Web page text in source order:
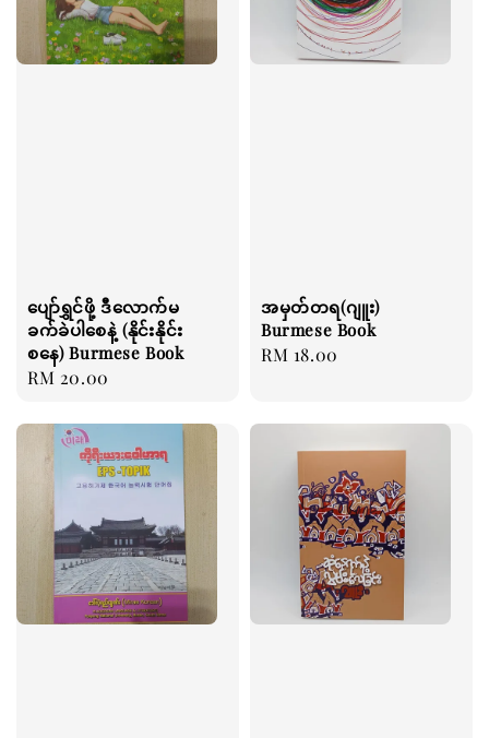
ပျော်ရွှင်ဖို့ ဒီလောက်မ
ခက်ခဲပါစေနဲ့ (နိုင်းနိုင်း
စနေ) Burmese Book
Regular
RM 20.00
အမှတ်တရ(ဂျူး)
Burmese Book
Regular
RM 18.00